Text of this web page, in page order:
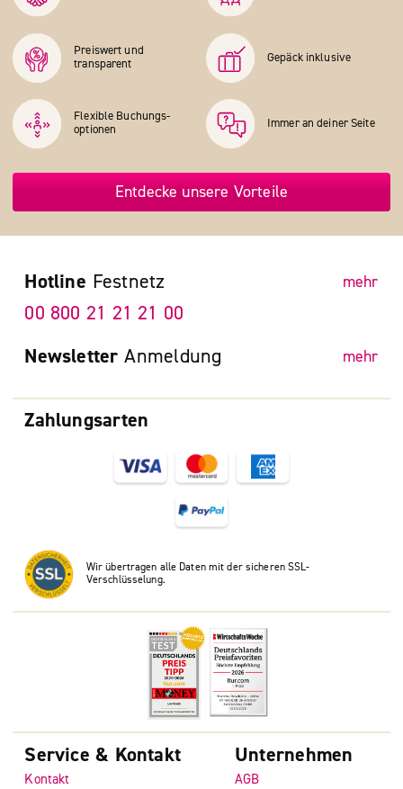
Preiswert und
transparent
Gepäck inklusive
Flexible Buchungs­
optionen
Immer an deiner Seite
Entdecke unsere Vorteile
Zahlungsarten
Wir übertragen alle Daten mit der sicheren SSL-
Verschlüsselung.
Hotline Festnetz mehr
00 800 21 21 21 00
Newsletter Anmeldung mehr
Service & Kontakt
Kontakt
Unternehmen
AGB